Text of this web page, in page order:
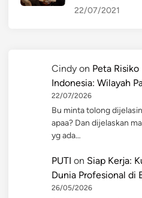
22/07/2021
Cindy on Peta
Indonesia: Wilayah
22/07/2026
Bu minta tolong
apaa? Dan dijelaskan
yg ada…
PUTI on Siap Kerja:
Dunia Profesional di
26/05/2026